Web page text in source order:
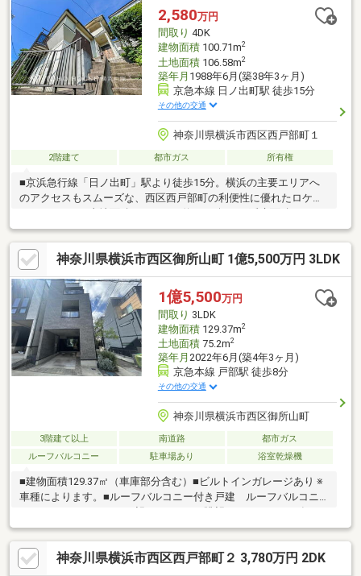
2,580万円
間取り 4DK
建物面積100.71m2
土地面積106.58m2
築年月 1988年6月(築38年3ヶ月)
京急本線 日ノ出町駅 徒歩15分
その他の交通
神奈川県横浜市西区西戸部町１
2階建て 都市ガス 所有権
■京浜急行線「日ノ出町」駅より徒歩15分。横浜の主要エリアへ
のアクセスもスムーズな、西区西戸部町の利便性に優れたロケー
㎡（約30.46坪）のゆとりある住空間。木造2階建ての暮らしやす
い規模の邸宅です。■各室に大容量のクローゼットや押入を完
備。2階の廊下や階段まわりを含め、住まい全体をすっきりと片付
けられる充実の収納設計が施されています。お問い合わせは【フ
リーダイヤル：0120-702-700】までお気軽にどうぞ♪
神奈川県横浜市西区御所山町 1億5,500万円 3LDK
1億5,500万円
間取り 3LDK
建物面積129.37m2
土地面積75.2m2
築年月 2022年6月(築4年3ヶ月)
京急本線 戸部駅 徒歩8分
その他の交通
神奈川県横浜市西区御所山町
3階建て以上 南道路
都市ガス
ルーフバルコニー
駐車場あり 浴室乾燥機
■建物面積129.37㎡（車庫部分含む）■ビルトインガレージあり ※
車種によります。■ルーフバルコニー付き戸建 ルーフバルコニ
現在の情報であり、 将来に渡り当社が保証するものではありま
せん。■2階LDKの間取り■全居室収納＋シューズインクローゼッ
ト■京急本線「戸部」駅徒歩8分、 横浜市営地下鉄ブルーライン
「高島町」駅徒歩9分■食洗機・浴室乾燥機付き■ライフライン・
神奈川県横浜市西区西戸部町２ 3,780万円 2DK